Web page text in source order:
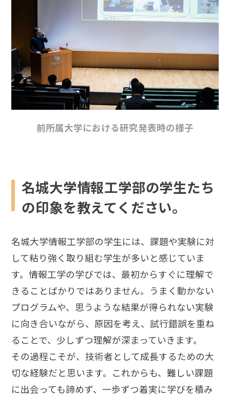
前所属大学における研究発表時の様子
名城大学情報工学部の学生たち
の印象を教えてください。
名城大学情報工学部の学生には、課題や実験に対
して粘り強く取り組む学生が多いと感じていま
す。情報工学の学びでは、最初からすぐに理解で
きることばかりではありません。うまく動かない
プログラムや、思うような結果が得られない実験
に向き合いながら、原因を考え、試行錯誤を重ね
ることで、少しずつ理解が深まっていきます。
その過程こそが、技術者として成長するための大
切な経験だと思います。これからも、難しい課題
に出会っても諦めず、一歩ずつ着実に学びを積み